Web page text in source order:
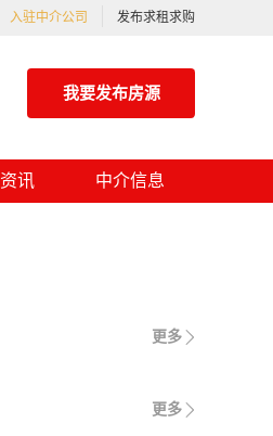
入驻中介公司 发布求租求购
我要发布房源
讯 中介信息
更多
更多